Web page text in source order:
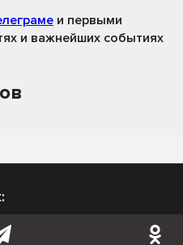
и первыми
и важнейших событиях